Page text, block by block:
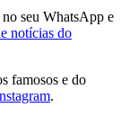
seu WhatsApp e
notícias do
famosos e do
.